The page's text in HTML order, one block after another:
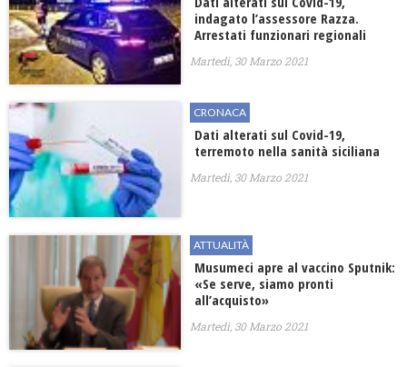
indagato l’assessore Razza.
Arrestati funzionari regionali
Martedì, 30 Marzo 2021
CRONACA
Dati alterati sul Covid-19,
terremoto nella sanità siciliana
Martedì, 30 Marzo 2021
ATTUALITÀ
Musumeci apre al vaccino Sputnik:
«Se serve, siamo pronti
all’acquisto»
Martedì, 30 Marzo 2021